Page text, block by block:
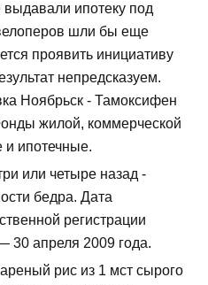
ипотеку под
шли бы еще
проявить инициативу
непредсказуем.
Ноябрьск - Тамоксифен
жилой, коммерческой
и ипотечные.
или четыре назад -
бедра. Дата
регистрации
30 апреля 2009 года.
рис из 1 мст сырого